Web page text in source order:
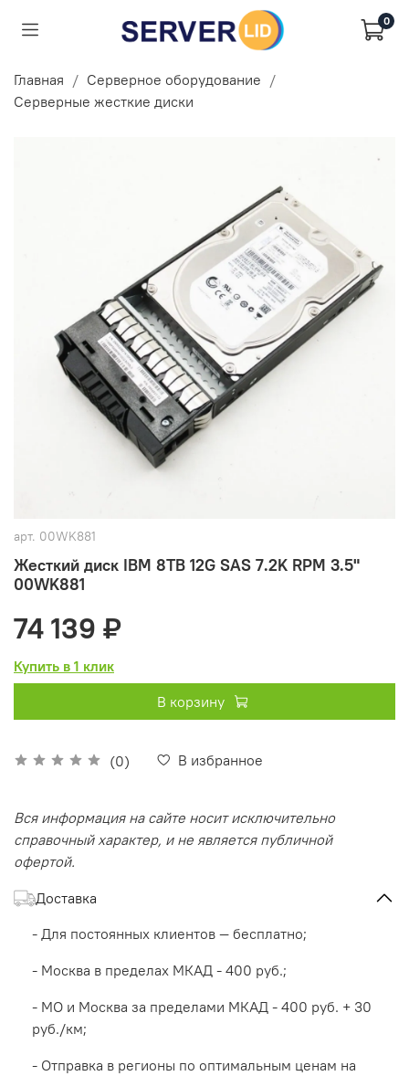
0
Главная
Серверное оборудование
Серверные жесткие диски
арт. 00WK881
Жесткий диск IBM 8TB 12G SAS 7.2K RPM 3.5"
00WK881
(0) В избранное
74 139 ₽
Купить в 1 клик
В корзину
Вся информация на сайте носит исключительно
справочный характер, и не является публичной
офертой.
Доставка
- Для постоянных клиентов — бесплатно;
- Москва в пределах МКАД - 400 руб.;
- МО и Москва за пределами МКАД - 400 руб. + 30
руб./км;
- Отправка в регионы по оптимальным ценам на